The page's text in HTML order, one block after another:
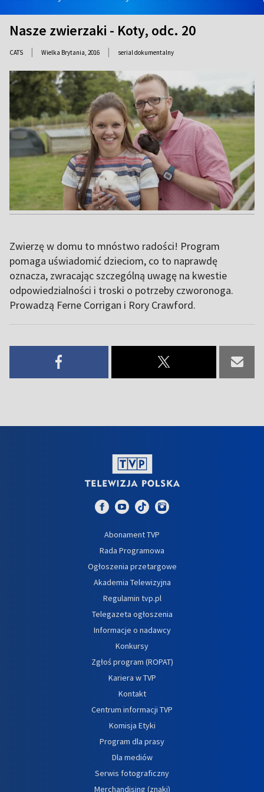
Nasze zwierzaki - Koty, odc. 20
CATS | Wielka Brytania, 2016 | serial dokumentalny
Zwierzę w domu to mnóstwo radości! Program
pomaga uświadomić dzieciom, co to naprawdę
oznacza, zwracając szczególną uwagę na kwestie
odpowiedzialności i troski o potrzeby czworonoga.
Prowadzą Ferne Corrigan i Rory Crawford.
Abonament TVP
Rada Programowa
Ogłoszenia przetargowe
Akademia Telewizyjna
Regulamin tvp.pl
Telegazeta ogłoszenia
Informacje o nadawcy
Konkursy
Zgłoś program (ROPAT)
Kariera w TVP
Kontakt
Centrum informacji TVP
Komisja Etyki
Program dla prasy
Dla mediów
Serwis fotograficzny
Merchandising (znaki)